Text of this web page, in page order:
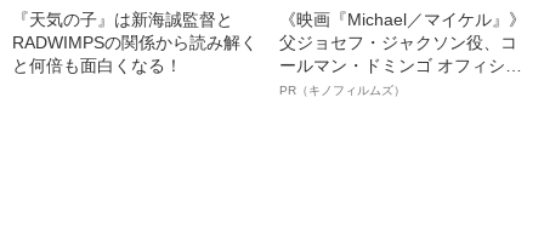
『天気の子』は新海誠監督と
RADWIMPSの関係から読み解く
と何倍も面白くなる！
《映画『Michael／マイケル』》
父ジョセフ・ジャクソン役、コ
ールマン・ドミンゴ オフィシャ
ルインタビュー“観客を魅了した
PR（キノフィルムズ）